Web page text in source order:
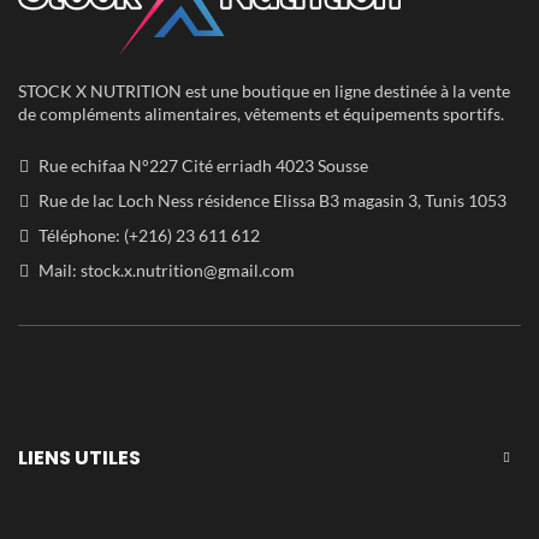
STOCK X NUTRITION est une boutique en ligne destinée à la vente
de compléments alimentaires, vêtements et équipements sportifs.
Rue echifaa N°227 Cité erriadh 4023 Sousse
Rue de lac Loch Ness résidence Elissa B3 magasin 3, Tunis 1053
Téléphone: (+216) 23 611 612
Mail: stock.x.nutrition@gmail.com
LIENS UTILES